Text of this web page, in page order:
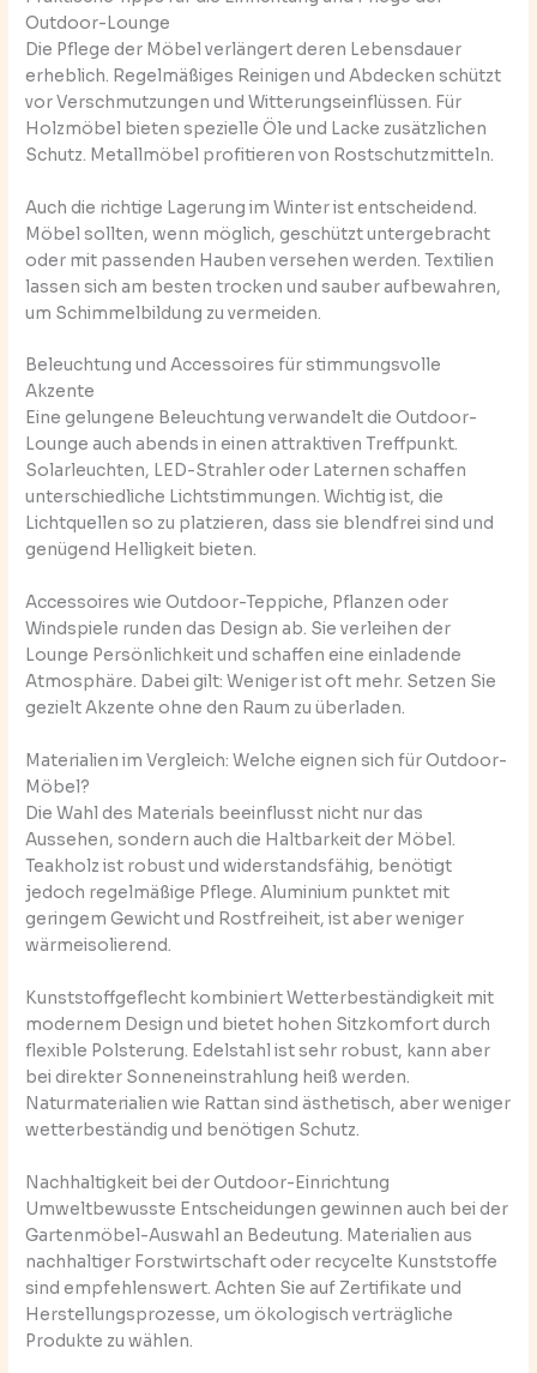
Outdoor-Lounge
Die Pflege der Möbel verlängert deren Lebensdauer
erheblich. Regelmäßiges Reinigen und Abdecken schützt
vor Verschmutzungen und Witterungseinflüssen. Für
Holzmöbel bieten spezielle Öle und Lacke zusätzlichen
Schutz. Metallmöbel profitieren von Rostschutzmitteln.
Auch die richtige Lagerung im Winter ist entscheidend.
Möbel sollten, wenn möglich, geschützt untergebracht
oder mit passenden Hauben versehen werden. Textilien
lassen sich am besten trocken und sauber aufbewahren,
um Schimmelbildung zu vermeiden.
Beleuchtung und Accessoires für stimmungsvolle
Akzente
Eine gelungene Beleuchtung verwandelt die Outdoor-
Lounge auch abends in einen attraktiven Treffpunkt.
Solarleuchten, LED-Strahler oder Laternen schaffen
unterschiedliche Lichtstimmungen. Wichtig ist, die
Lichtquellen so zu platzieren, dass sie blendfrei sind und
genügend Helligkeit bieten.
Accessoires wie Outdoor-Teppiche, Pflanzen oder
Windspiele runden das Design ab. Sie verleihen der
Lounge Persönlichkeit und schaffen eine einladende
Atmosphäre. Dabei gilt: Weniger ist oft mehr. Setzen Sie
gezielt Akzente ohne den Raum zu überladen.
Materialien im Vergleich: Welche eignen sich für Outdoor-
Möbel?
Die Wahl des Materials beeinflusst nicht nur das
Aussehen, sondern auch die Haltbarkeit der Möbel.
Teakholz ist robust und widerstandsfähig, benötigt
jedoch regelmäßige Pflege. Aluminium punktet mit
geringem Gewicht und Rostfreiheit, ist aber weniger
wärmeisolierend.
Kunststoffgeflecht kombiniert Wetterbeständigkeit mit
modernem Design und bietet hohen Sitzkomfort durch
flexible Polsterung. Edelstahl ist sehr robust, kann aber
bei direkter Sonneneinstrahlung heiß werden.
Naturmaterialien wie Rattan sind ästhetisch, aber weniger
wetterbeständig und benötigen Schutz.
Nachhaltigkeit bei der Outdoor-Einrichtung
Umweltbewusste Entscheidungen gewinnen auch bei der
Gartenmöbel-Auswahl an Bedeutung. Materialien aus
nachhaltiger Forstwirtschaft oder recycelte Kunststoffe
sind empfehlenswert. Achten Sie auf Zertifikate und
Herstellungsprozesse, um ökologisch verträgliche
Produkte zu wählen.